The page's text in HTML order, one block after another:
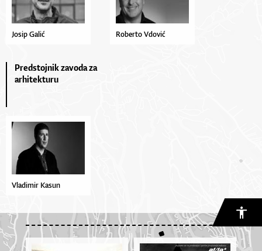
Josip Galić Roberto Vdović
Predstojnik zavoda za
arhitekturu
Vladimir Kasun